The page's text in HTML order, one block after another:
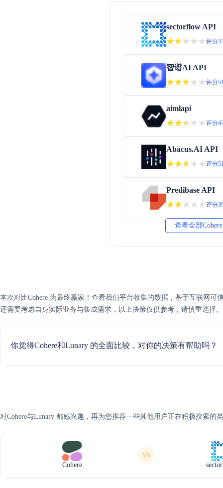
sectorflow API
★★★★★
★★★★★评分
智谱AI API
★★★★★
★★★★★评分
aimlapi
★★★★★
★★★★★评分
Abacus.AI API
★★★★★
★★★★★评分
Predibase API
★★★★★
★★★★★评分
查看全部
本次对比Cohere 为最终赢家！查看我们平台收集的数据，基于互联网可
还需要考虑自身实际业务与集成需求，以上决策仅供参考，请慎重选择。
你觉得Cohere和Lunary 的全面比较，对你的决策有帮助吗？
对Cohere与Lunary 都感兴趣，再为您推荐一些其他用户正在积极搜索的
Cohere
VS